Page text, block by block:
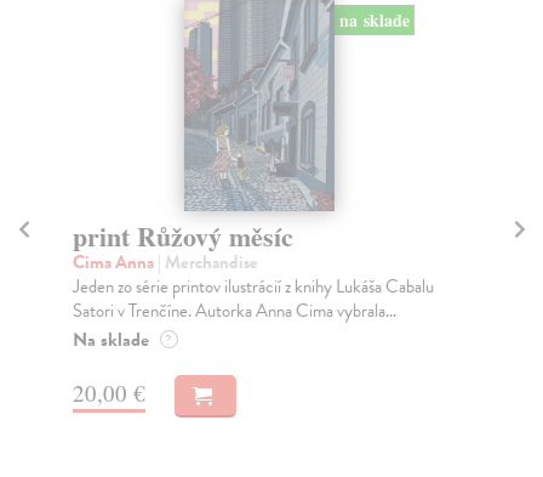
na sklade
print Růžový měsíc
Cima Anna| Merchandise
Jeden zo série printov ilustrácií z knihy Lukáša Cabalu
Satori v Trenčíne. Autorka Anna Cima vybrala...
Na sklade ?
20,00 €